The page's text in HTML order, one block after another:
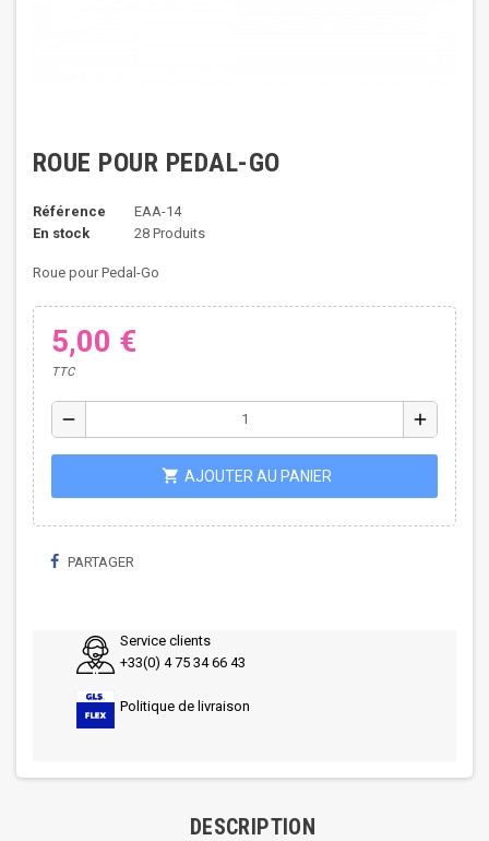
ROUE POUR PEDAL-GO
Référence
EAA-14
En stock
28 Produits
Roue pour Pedal-Go
5,00 €
TTC
remove add
shopping_cart AJOUTER AU PANIER
PARTAGER
Service clients
+33(0) 4 75 34 66 43
Politique de livraison
DESCRIPTION